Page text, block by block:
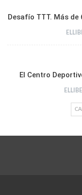
Desafío TTT. Más
El Centro